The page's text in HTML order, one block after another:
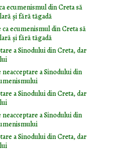
ecumenismul din Creta să
și fără tăgadă
ca ecumenismul din Creta să
și fără tăgadă
a Sinodului din Creta, dar
neacceptare a Sinodului din
a Sinodului din Creta, dar
neacceptare a Sinodului din
a Sinodului din Creta, dar